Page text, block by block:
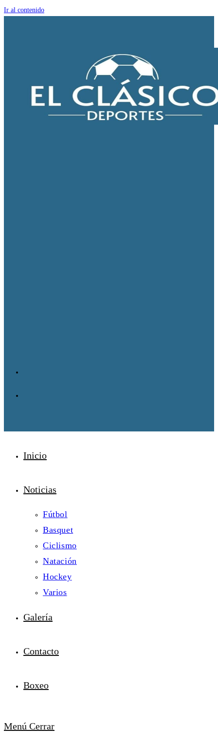
Ir al contenido
Inicio
Noticias
Fútbol
Basquet
Ciclismo
Natación
Hockey
Varios
Galería
Contacto
Boxeo
Menú Cerrar